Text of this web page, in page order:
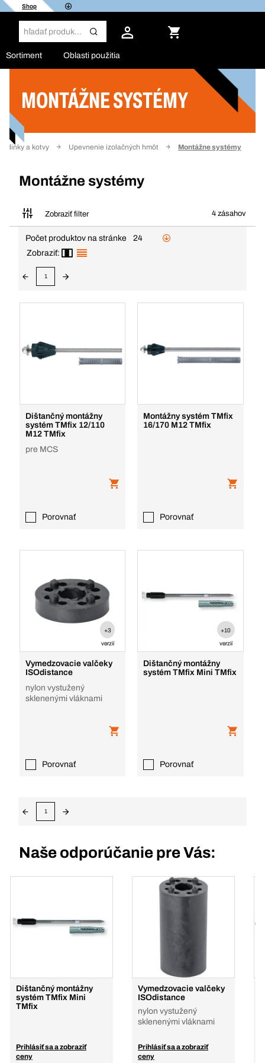
Shop
Sortiment Oblasti použitia
MONTÁŽNE SYSTÉMY
a kotvy Upevnenie izolačných hmôt Montážne systémy
Montážne systémy
Zobraziť filter 4 zásahov
Filter
Počet produktov na stránke
24
Zobraziť:
1
Dištančný montážny
systém TMfix 12/110
M12 TMfix
pre MCS
Porovnať
Montážny systém TMfix
16/170 M12 TMfix
Porovnať
+3
verzií
Vymedzovacie valčeky
ISOdistance
nylon vystužený
sklenenými vláknami
Porovnať
+10
verzií
Dištančný montážny
systém TMfix Mini TMfix
Porovnať
1
Naše odporúčanie pre Vás:
Dištančný montážny
systém TMfix Mini
TMfix
Prihlásiť sa a zobraziť
ceny
Vymedzovacie valčeky
ISOdistance
nylon vystužený
sklenenými vláknami
Prihlásiť sa a zobraziť
ceny